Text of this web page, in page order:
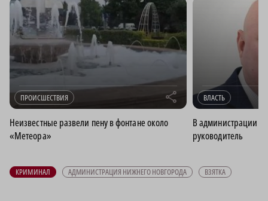
ПРОИСШЕСТВИЯ r
Неизвестные развели пену в фонтане около
«Метеора»
ВЛАСТЬ
В администрации
руководитель
КРИМИНАЛ АДМИНИСТРАЦИЯ НИЖНЕГО НОВГОРОДА ВЗЯТКА